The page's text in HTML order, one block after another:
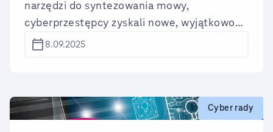
narzędzi do syntezowania mowy,
cyberprzestępcy zyskali nowe, wyjątkowo
niebezpieczne narzędzie - Twój głos. Wielu z
element manipulacji: wiarygodnie
podrobiony głos przełożonego, który przez
8.09.2025
Cyber rady